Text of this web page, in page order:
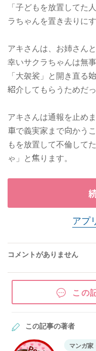
「子どもを放置してた
ラちゃんを置き去りに
アキさんは、お姉さん
幸いサクラちゃんは無
「大袈裟」と開き直る
紹介してもらうためだ
アキさんは通報を止め
車で義実家まで向かう
もを放置して不倫して
ゃ」と焦ります。
アプ
コメントがありません
この
この記事の著者
マンガ家